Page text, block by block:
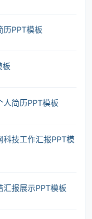
历PPT模板
板
简历PPT模板
技工作汇报PPT模
报展示PPT模板